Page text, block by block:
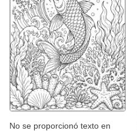
No se proporcionó texto en